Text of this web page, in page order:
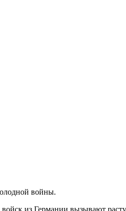
войны.